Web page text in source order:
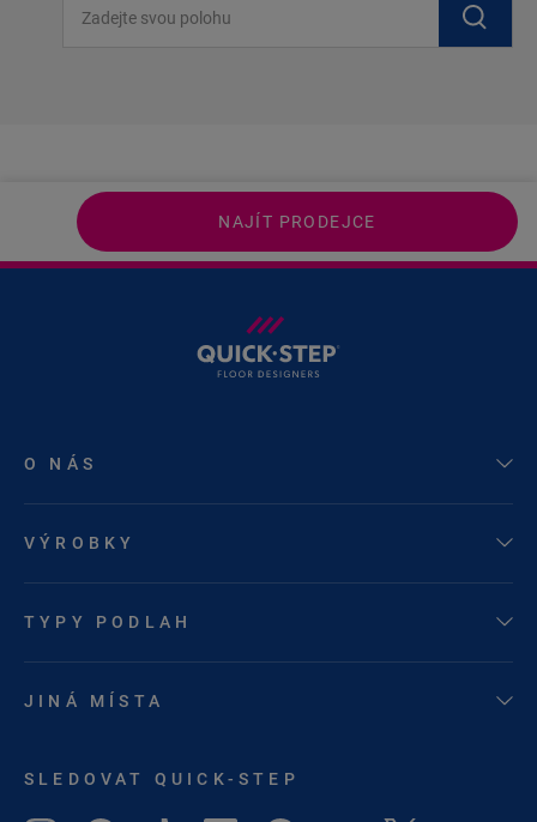
NAJÍT PRODEJCE
O NÁS
VÝROBKY
TYPY PODLAH
JINÁ MÍSTA
SLEDOVAT QUICK-STEP